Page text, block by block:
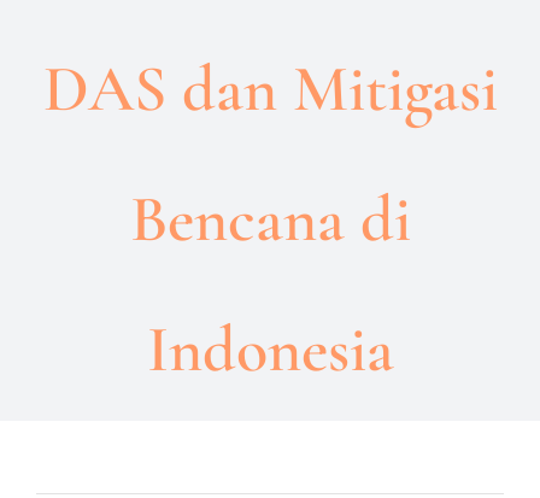
DAS dan Mitigasi
Bencana di
Indonesia